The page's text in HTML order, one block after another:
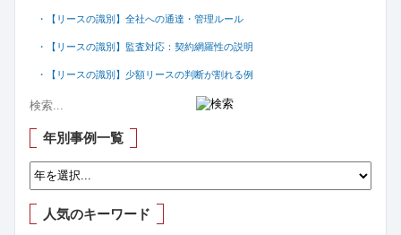
・【リースの識別】全社への通達・管理ルール
・【リースの識別】監査対応：契約網羅性の説明
・【リースの識別】少額リースの判断が割れる例
年別事例一覧
人気のキーワード